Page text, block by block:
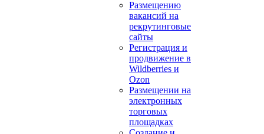
Размещению
вакансий на
рекрутинговые
сайты
Регистрация и
продвижение в
Wildberries и
Ozon
Размещении на
электронных
торговых
площадках